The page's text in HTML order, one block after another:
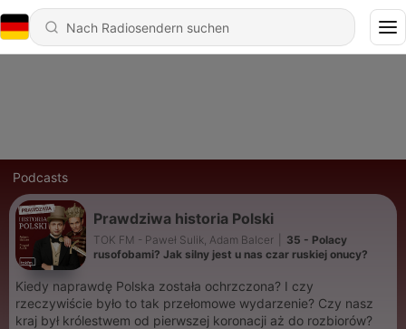
Podcasts
Prawdziwa historia Polski
TOK FM - Paweł Sulik, Adam Balcer
35 - Polacy
rusofobami? Jak silny jest u nas czar ruskiej onucy?
Kiedy naprawdę Polska została ochrzczona? I czy
rzeczywiście było to tak przełomowe wydarzenie? Czy nasz
kraj był królestwem od pierwszej koronacji aż do rozbiorów?